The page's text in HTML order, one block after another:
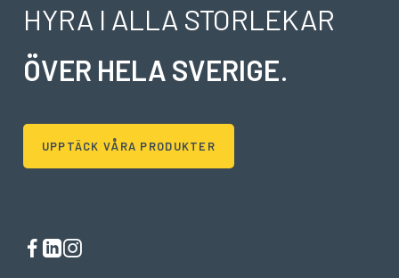
HYRA I ALLA STORLEKAR
ÖVER HELA SVERIGE.
UPPTÄCK VÅRA PRODUKTER